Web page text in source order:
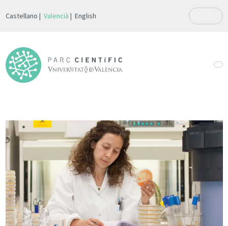
Castellano Valencià English